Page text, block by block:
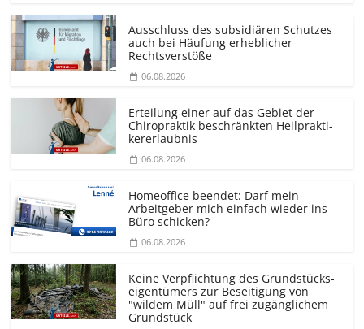
Ausschluss des subsidiären Schutzes
auch bei Häufung erheblicher
Rechtsverstöße
06.08.2026
Erteilung einer auf das Gebiet der
Chiropraktik beschränkten Heilprakti­
kererlaubnis
06.08.2026
Homeoffice beendet: Darf mein
Arbeitgeber mich einfach wieder ins
Büro schicken?
06.08.2026
Keine Verpflichtung des Grundstücks­
eigentümers zur Beseitigung von
"wildem Müll" auf frei zugänglichem
Grundstück